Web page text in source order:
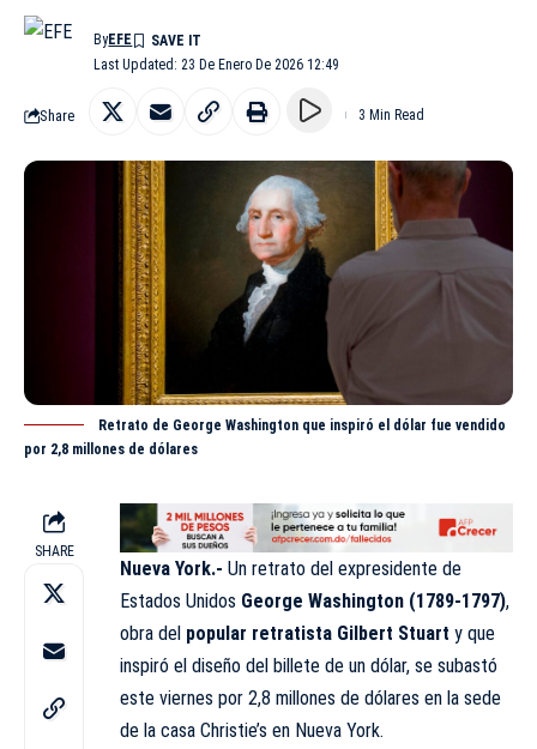
Last Updated: 23 De Enero De 2026 12:49
ByEFE
Share 3 Min Read
Retrato de George Washington que inspiró el dólar fue vendido
por 2,8 millones de dólares
SHARE
Nueva York.- Un retrato del expresidente de
Estados Unidos George Washington (1789-1797),
obra del popular retratista Gilbert Stuart y que
inspiró el diseño del billete de un dólar, se subastó
este viernes por 2,8 millones de dólares en la sede
de la casa Christie’s en Nueva York.